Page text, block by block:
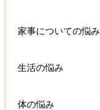
家事についての悩み
生活の悩み
体の悩み